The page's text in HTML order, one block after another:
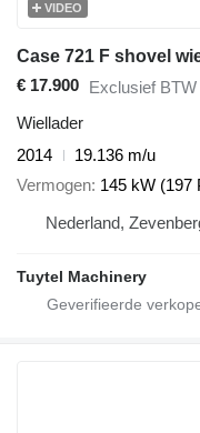
VIDEO
Case 721 F shovel
€ 17.900 Exclusief BTW
Wiellader
2014
19.136 m/u
Vermogen 145 kW (197
Nederland,
Tuytel Machinery